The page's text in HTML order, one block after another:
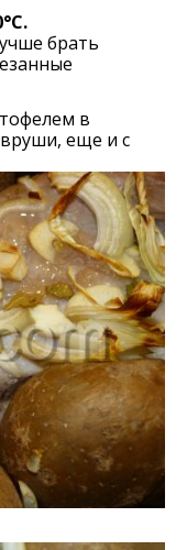
брать
в
еще и с